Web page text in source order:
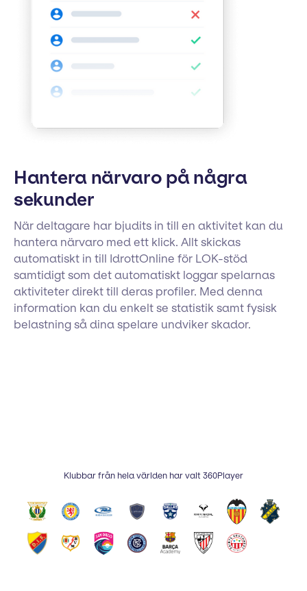
Hantera närvaro på några
sekunder
När deltagare har bjudits in till en aktivitet kan du
hantera närvaro med ett klick. Allt skickas
automatiskt in till IdrottOnline för LOK-stöd
samtidigt som det automatiskt loggar spelarnas
aktiviteter direkt till deras profiler. Med denna
information kan du enkelt se statistik samt fysisk
belastning så dina spelare undviker skador.
Klubbar från hela världen har valt 360Player